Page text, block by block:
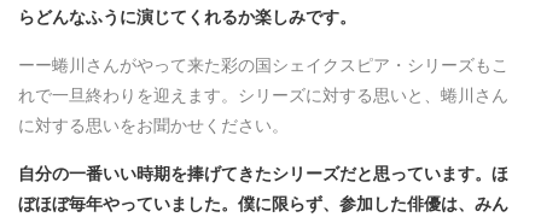
らどんなふうに演じてくれるか楽しみです。
ーー蜷川さんがやって来た彩の国シェイクスピア・シリーズもこ
れで一旦終わりを迎えます。シリーズに対する思いと、蜷川さん
に対する思いをお聞かせください。
自分の一番いい時期を捧げてきたシリーズだと思っています。ほ
ぼほぼ毎年やっていました。僕に限らず、参加した俳優は、みん